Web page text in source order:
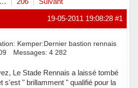
#1
19-05-2011 19:08:28
Kemper:Dernier bastion rennais
Messages: 4 282
Le Stade Rennais a laissé tombé
s'est " brillamment " qualifié pour la